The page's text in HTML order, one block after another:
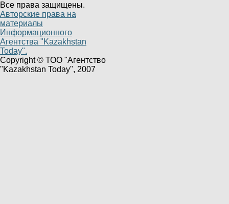
Все права защищены.
Авторские права на
материалы
Информационного
Агентства "Kazakhstan
Today".
Copyright © ТОО "Агентство
"Kazakhstan Today", 2007